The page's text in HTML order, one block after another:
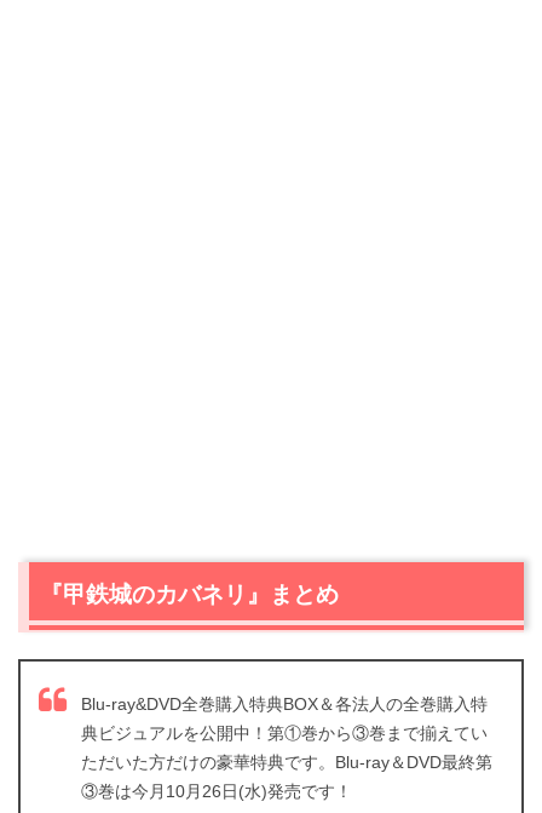
『甲鉄城のカバネリ』まとめ
Blu-ray&DVD全巻購入特典BOX＆各法人の全巻購入特
典ビジュアルを公開中！第①巻から③巻まで揃えてい
ただいた方だけの豪華特典です。Blu-ray＆DVD最終第
③巻は今月10月26日(水)発売です！